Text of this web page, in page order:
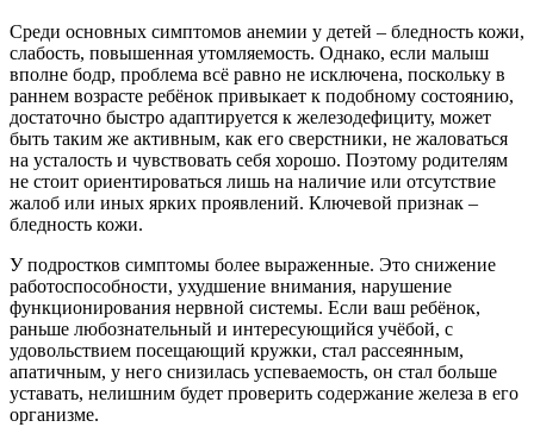
Среди основных симптомов анемии у детей – бледность кожи,
слабость, повышенная утомляемость. Однако, если малыш
вполне бодр, проблема всё равно не исключена, поскольку в
раннем возрасте ребёнок привыкает к подобному состоянию,
достаточно быстро адаптируется к железодефициту, может
быть таким же активным, как его сверстники, не жаловаться
на усталость и чувствовать себя хорошо. Поэтому родителям
не стоит ориентироваться лишь на наличие или отсутствие
жалоб или иных ярких проявлений. Ключевой признак –
бледность кожи.
У подростков симптомы более выраженные. Это снижение
работоспособности, ухудшение внимания, нарушение
функционирования нерв­ной системы. Если ваш ребёнок,
раньше любознательный и интересующийся учёбой, с
удовольствием посещаю­щий кружки, стал рассеянным,
апатичным, у него снизилась успеваемость, он стал больше
уставать, нелишним будет проверить содержание железа в его
организме.